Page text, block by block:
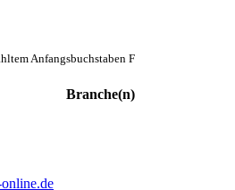
Anfangsbuchstaben F
Branche(n)